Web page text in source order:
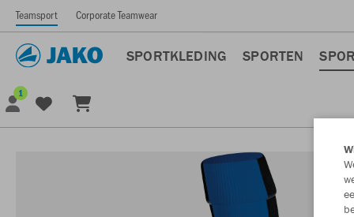
Teamsport Corporate Teamwear
SPORTKLEDING SPORTEN
1